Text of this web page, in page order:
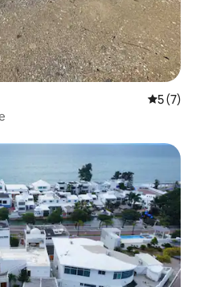
Средна
5 (7)